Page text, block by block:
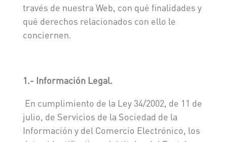
través de nuestra Web, con qué finalidades y
qué derechos relacionados con ello le
conciernen.
1.- Información Legal.
En cumplimiento de la Ley 34/2002, de 11 de
julio, de Servicios de la Sociedad de la
Información y del Comercio Electrónico, los